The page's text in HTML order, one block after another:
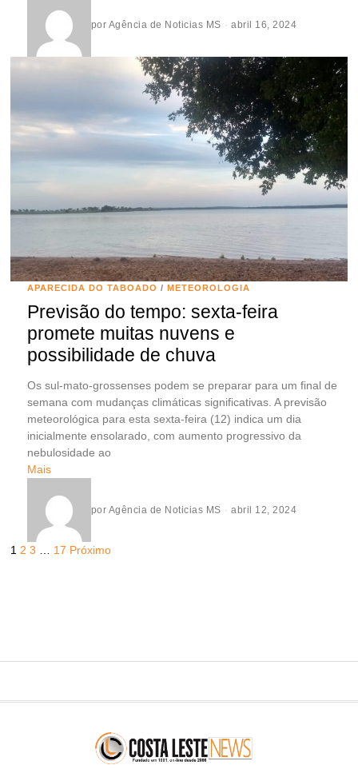
por Agência de Noticias MS abril 16, 2024
APARECIDA DO TABOADO / METEOROLOGIA
Previsão do tempo: sexta-feira
promete muitas nuvens e
possibilidade de chuva
Os sul-mato-grossenses podem se preparar para um final de
semana com mudanças climáticas significativas. A previsão
meteorológica para esta sexta-feira (12) indica um dia
inicialmente ensolarado, com aumento progressivo da
nebulosidade ao
Mais
por Agência de Noticias MS abril 12, 2024
1 2 3 17 Próximo